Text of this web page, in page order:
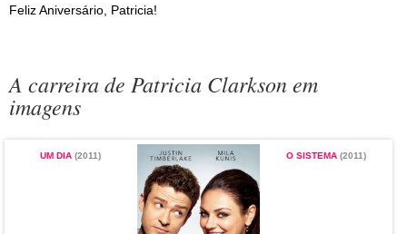
Feliz Aniversário, Patricia!
A carreira de Patricia Clarkson em
imagens
UM DIA (2011) O SISTEMA (2011)